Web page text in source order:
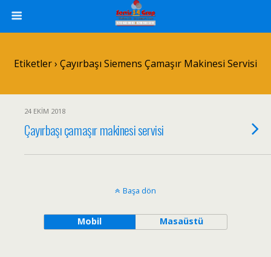
Etiketler › Çayırbaşı Siemens Çamaşır Makinesi Servisi
24 EKIM 2018
Çayırbaşı çamaşır makinesi servisi
Başa dön
Mobil Masaüstü